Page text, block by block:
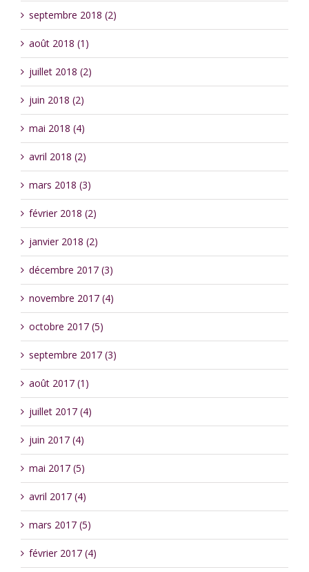
septembre 2018 (2)
août 2018 (1)
juillet 2018 (2)
juin 2018 (2)
mai 2018 (4)
avril 2018 (2)
mars 2018 (3)
février 2018 (2)
janvier 2018 (2)
décembre 2017 (3)
novembre 2017 (4)
octobre 2017 (5)
septembre 2017 (3)
août 2017 (1)
juillet 2017 (4)
juin 2017 (4)
mai 2017 (5)
avril 2017 (4)
mars 2017 (5)
février 2017 (4)